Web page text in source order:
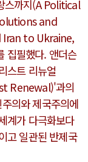
스까지(A Political
and
to Ukraine,
집필했다. 앤더슨
스트 리뉴얼
Renewal)'과의
의와 제국주의에
계가 다극화보다
고 일관된 반제국